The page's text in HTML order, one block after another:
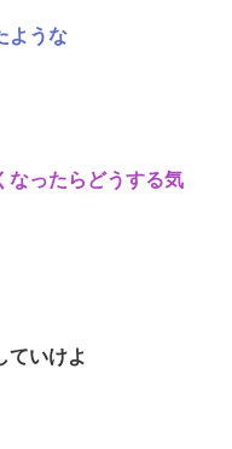
ような
なったらどうする気
ていけよ